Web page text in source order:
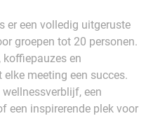
er een volledig uitgeruste
groepen tot 20 personen.
koffiepauzes en
meeting een succes.
een
een inspirerende plek voor